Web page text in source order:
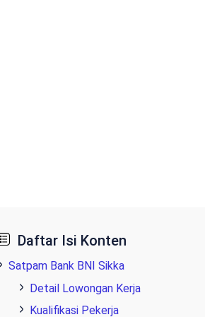
Daftar Isi Konten
Satpam Bank BNI Sikka
Detail Lowongan Kerja
Kualifikasi Pekerja